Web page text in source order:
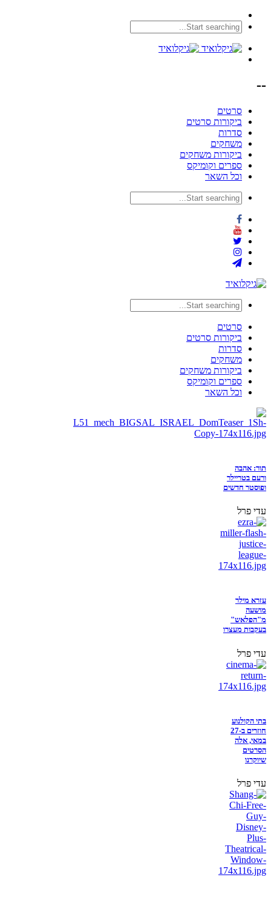
--
סרטים
ביקורות סרטים
סדרות
משחקים
ביקורות משחקים
ספרים וקומיקס
וכל השאר
סרטים
ביקורות סרטים
סדרות
משחקים
ביקורות משחקים
ספרים וקומיקס
וכל השאר
תור: אהבה
ורעם בטריילר
ופוסטר חדשים
עדי פרל
עזרא מילר
מושעה
מ"הפלאש"
בעקבות מעצרו
עדי פרל
בתי הקולנוע
חוזרים ב-27
במאי, אלה
הסרטים
שיוקרנו
עדי פרל